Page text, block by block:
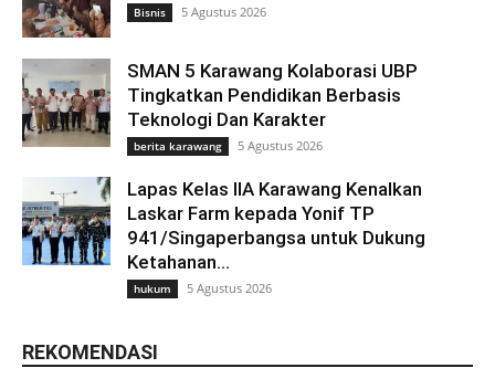
Bisnis 5 Agustus 2026
SMAN 5 Karawang Kolaborasi UBP
Tingkatkan Pendidikan Berbasis
Teknologi Dan Karakter
berita karawang 5 Agustus 2026
Lapas Kelas IIA Karawang Kenalkan
Laskar Farm kepada Yonif TP
941/Singaperbangsa untuk Dukung
Ketahanan...
hukum 5 Agustus 2026
REKOMENDASI